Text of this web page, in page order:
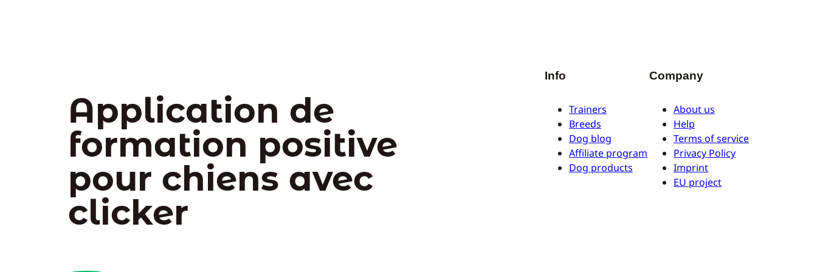
Application de
formation positive
pour chiens avec
clicker
Info
Trainers
Breeds
Dog blog
Affiliate program
Dog products
Company
About us
Help
Terms of service
Privacy Policy
Imprint
EU project